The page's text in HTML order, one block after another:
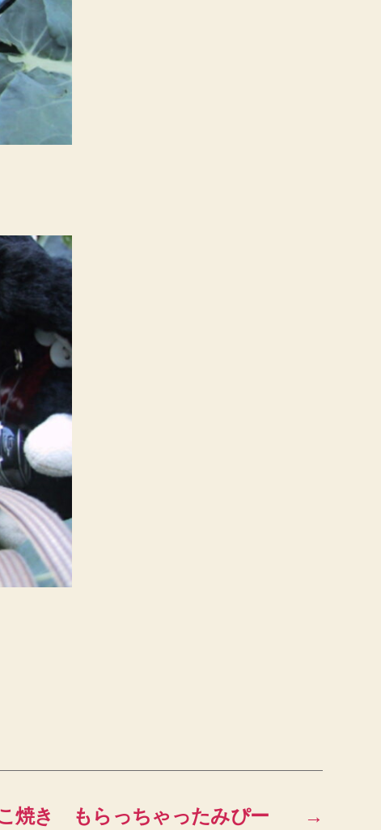
→
焼き もらっちゃったみぴー